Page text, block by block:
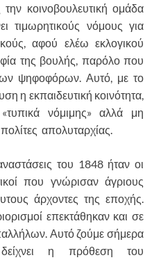
κοινοβουλευτική ομάδα
τιμωρητικούς νόμους για
αφού ελέω εκλογικού
της βουλής, παρόλο που
ψηφοφόρων. Αυτό, με το
η εκπαιδευτική κοινότητα,
νόμιμης» αλλά μη
απολυταρχίας.
του 1848 ήταν οι
που γνώρισαν άγριους
άρχοντες της εποχής.
επεκτάθηκαν και σε
Αυτό ζούμε σήμερα
η πρόθεση του